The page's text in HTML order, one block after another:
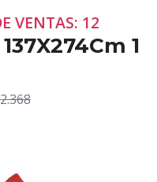
VENTAS: 12
1